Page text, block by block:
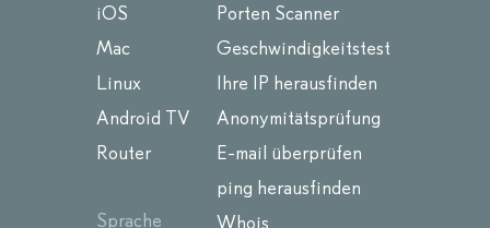
iOS
Mac
Linux
Android TV
Router
Sprache
Porten Scanner
Geschwindigkeitstest
Ihre IP herausfinden
Anonymitätsprüfung
E-mail überprüfen
ping herausfinden
Whois